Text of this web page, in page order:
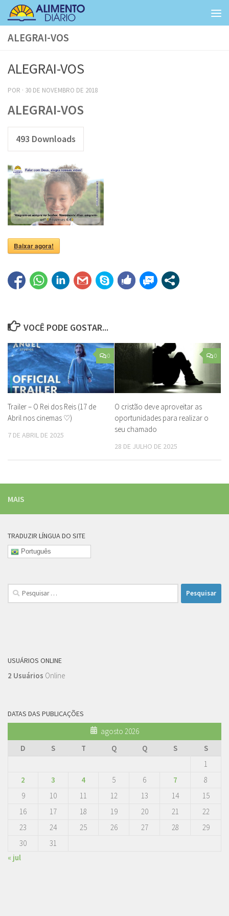
Skip to content
ALEGRAI-VOS
ALEGRAI-VOS
POR · 30 DE NOVEMBRO DE 2018
ALEGRAI-VOS
493 Downloads
Baixar agora!
VOCÊ PODE GOSTAR...
0
Trailer – O Rei dos Reis (17 de
Abril nos cinemas ♡)
7 DE ABRIL DE 2025
0
O cristão deve aproveitar as
oportunidades para realizar o
seu chamado
28 DE JULHO DE 2025
MAIS
TRADUZIR LÍNGUA DO SITE
Português
Pesquisar
por:
USUÁRIOS ONLINE
2 Usuários Online
DATAS DAS PUBLICAÇÕES
agosto 2026
D
S T Q Q S
S
1
2
3 4 5 6 7
8
9
10 11 12 13 14
15
16
17 18 19 20 21
22
23
24 25 26 27 28
29
30
31
« jul